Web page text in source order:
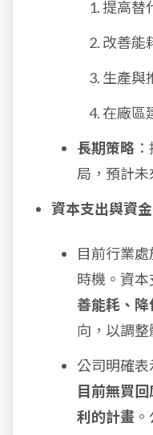
提高替
改善能
生產與
在廠區
長期策略
局，預計未
資本支出與資
目前行業
時機。資
善能耗、
向，以調整
公司明確表
目前無買
利的計畫